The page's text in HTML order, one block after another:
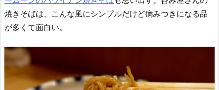
焼きそばは、こんな風にシンプルだけど病みつきになる品
が多くて面白い。